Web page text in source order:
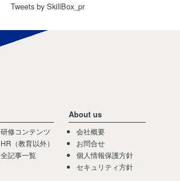
Tweets by SkillBox_pr
研修コンテンツ
HR（教育以外）
全記事一覧
About us
会社概要
お問合せ
個人情報保護方針
セキュリティ方針